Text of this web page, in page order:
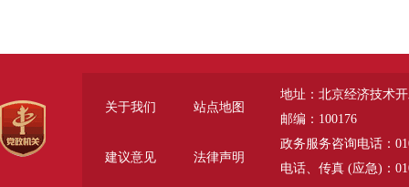
关于我们 站点地图
建议意见 法律声明
地址：北京经济技术
邮编：100176
政务服务咨询电话：
电话、传真 (应急)：